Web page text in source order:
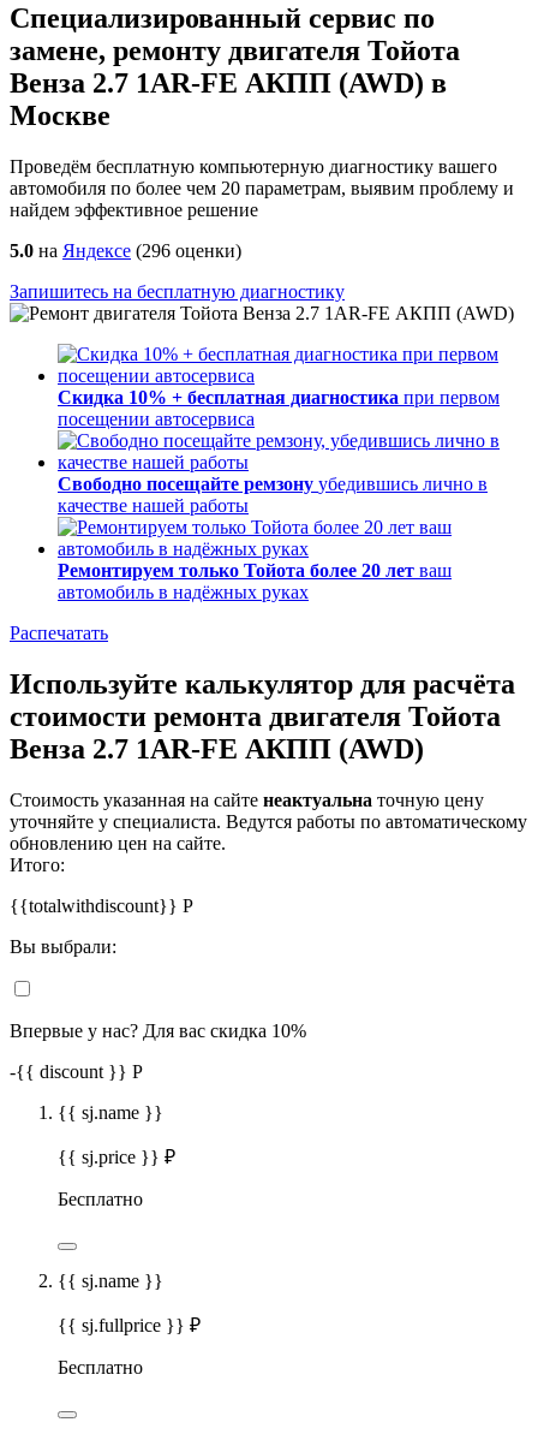
Специализированный сервис по
замене, ремонту двигателя Тойота
Венза 2.7 1AR-FE АКПП (AWD) в
Москве
Проведём бесплатную компьютерную диагностику вашего
автомобиля по более чем 20 параметрам, выявим проблему и
найдем эффективное решение
5.0 на Яндексе (296 оценки)
Запишитесь на бесплатную диагностику
Скидка 10% + бесплатная диагностика при первом
посещении автосервиса
Свободно посещайте ремзону убедившись лично в
качестве нашей работы
Ремонтируем только Тойота более 20 лет ваш
автомобиль в надёжных руках
Распечатать
Используйте калькулятор для расчёта
стоимости ремонта двигателя Тойота
Венза 2.7 1AR-FE АКПП (AWD)
Стоимость указанная на сайте неактуальна точную цену
уточняйте у специалиста. Ведутся работы по автоматическому
обновлению цен на сайте.
Итого:
{{totalwithdiscount}} Р
Вы выбрали:
Впервые у нас? Для вас скидка 10%
-{{ discount }} Р
{{ sj.name }}
{{ sj.price }} ₽
Бесплатно
{{ sj.name }}
{{ sj.fullprice }} ₽
Бесплатно